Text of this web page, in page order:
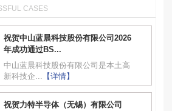
CASES
祝贺中山蓝晨科技股份有限公司2026
年成功通过BS...
中山蓝晨科技股份有限公司是本土高
新科技企...
【详情】
祝贺力特半导体（无锡）有限公司